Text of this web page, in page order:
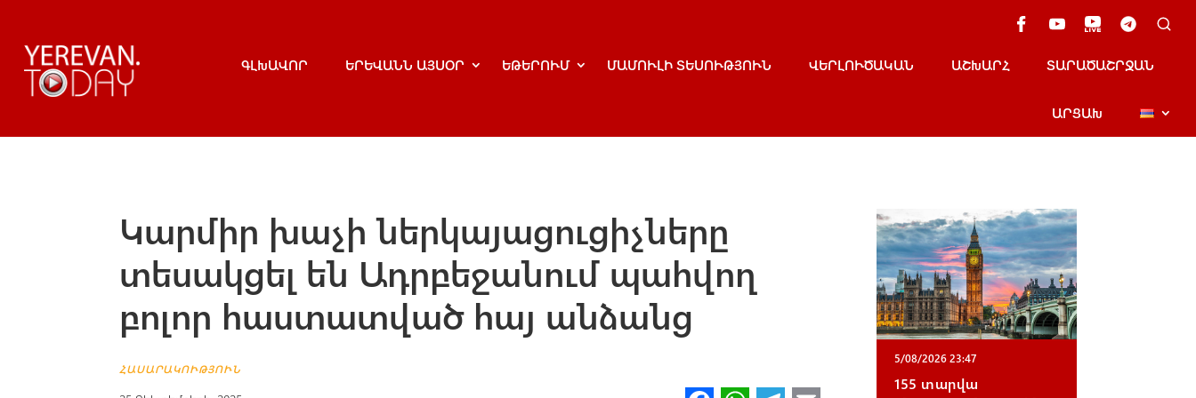
ԳԼԽԱՎՈՐ ԵՐԵՎԱՆՆ ԱՅՍՕՐ ԵԹԵՐՈՒՄ ՄԱՄՈՒԼԻ ՏԵՍՈՒԹՅՈՒՆ ՎԵՐԼՈՒԾԱԿԱՆ ԱՇԽԱՐՀ ՏԱՐԱԾԱՇՐՋԱՆ
ԱՐՑԱԽ
Կարմիր խաչի ներկայացուցիչները
տեսակցել են Ադրբեջանում պահվող
բոլոր հաստատված հայ անձանց
ՀԱՍԱՐԱԿՈՒԹՅՈՒՆ
5/08/2026 23:47
155 տարվա